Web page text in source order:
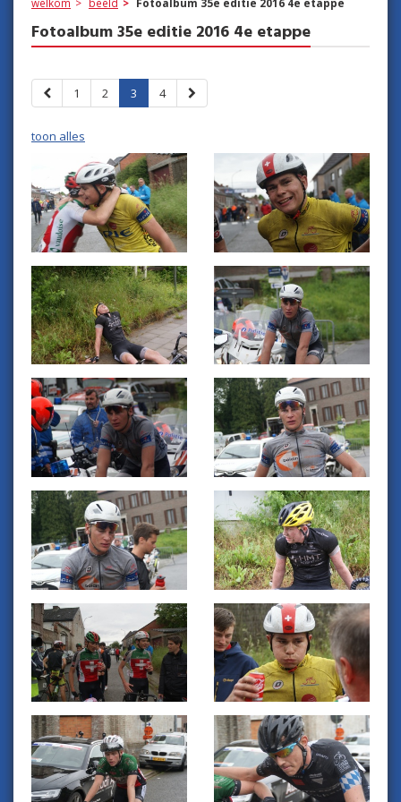
Fotoalbum 35e editie 2016 4e etappe
1 2 3 4
toon alles